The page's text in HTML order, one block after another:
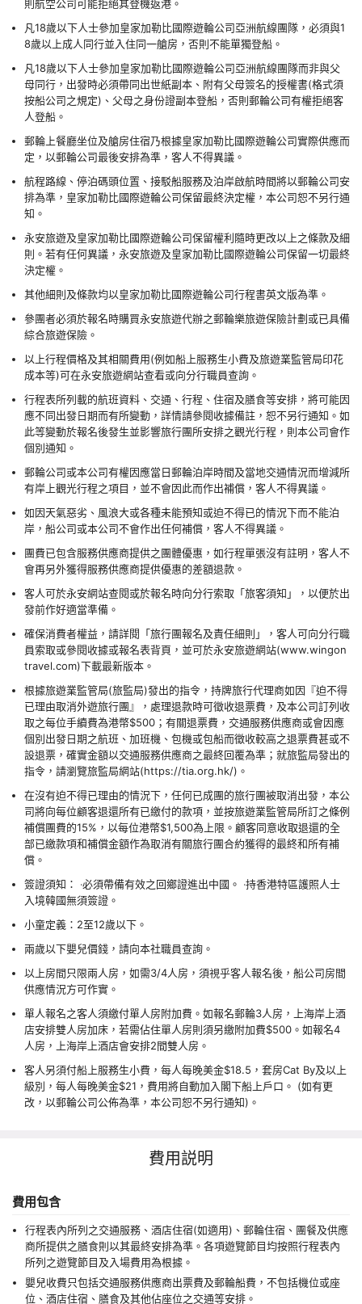
則航空公司可能拒絕其登機返港。
凡18歲以下人士參加皇家加勒比國際遊輪公司亞洲航線團隊，必須與1
8歲以上成人同行並入住同一艙房，否則不能單獨登船。
凡18歲以下人士參加皇家加勒比國際遊輪公司亞洲航線團隊而非與父
母同行，出發時必須帶同出世紙副本、附有父母簽名的授權書(格式須
按船公司之規定)、父母之身份證副本登船，否則郵輪公司有權拒絕客
人登船。
郵輪上餐廳坐位及艙房住宿乃根據皇家加勒比國際遊輪公司實際供應而
定，以郵輪公司最後安排為準，客人不得異議。
航程路線、停泊碼頭位置、接駁船服務及泊岸啟航時間將以郵輪公司安
排為準，皇家加勒比國際遊輪公司保留最終決定權，本公司恕不另行通
知。
永安旅遊及皇家加勒比國際遊輪公司保留權利隨時更改以上之條款及細
則。若有任何異議，永安旅遊及皇家加勒比國際遊輪公司保留一切最終
決定權。
其他細則及條款均以皇家加勒比國際遊輪公司行程書英文版為準。
參團者必須於報名時購買永安旅遊代辦之郵輪樂旅遊保險計劃或已具備
綜合旅遊保險。
以上行程價格及其相關費用(例如船上服務生小費及旅遊業監管局印花
成本等)可在永安旅遊網站查看或向分行職員查詢。
行程表所列載的航班資料、交通、行程、住宿及膳食等安排，將可能因
應不同出發日期而有所變動，詳情請參閱收據備註，恕不另行通知。如
此等變動於報名後發生並影響旅行團所安排之觀光行程，則本公司會作
個別通知。
郵輪公司或本公司有權因應當日郵輪泊岸時間及當地交通情況而增減所
有岸上觀光行程之項目，並不會因此而作出補償，客人不得異議。
如因天氣惡劣、風浪大或各種未能預知或迫不得已的情況下而不能泊
岸，船公司或本公司不會作出任何補償，客人不得異議。
團費已包含服務供應商提供之團體優惠，如行程單張沒有註明，客人不
會再另外獲得服務供應商提供優惠的差額退款。
客人可於永安網站查閱或於報名時向分行索取「旅客須知」，以便於出
發前作好適當準備。
確保消費者權益，請詳閱「旅行團報名及責任細則」，客人可向分行職
員索取或參閱收據或報名表背頁，並可於永安旅遊網站(www.wingon
travel.com)下載最新版本。
根據旅遊業監管局(旅監局)發出的指令，持牌旅行代理商如因『迫不得
已理由取消外遊旅行團』，處理退款時可徵收退票費，及本公司訂列收
取之每位手續費為港幣$500；有關退票費，交通服務供應商或會因應
個別出發日期之航班、加班機、包機或包船而徵收較高之退票費甚或不
設退票，確實金額以交通服務供應商之最終回覆為準；就旅監局發出的
指令，請瀏覽旅監局網站(https://tia.org.hk/)。
在沒有迫不得已理由的情況下，任何已成團的旅行團被取消出發，本公
司將向每位顧客退還所有已繳付的款項，並按旅遊業監管局所訂之條例
補償團費的15%，以每位港幣$1,500為上限。顧客同意收取退還的全
部已繳款項和補償金額作為取消有關旅行團合約獲得的最終和所有補
償。
簽證須知： ‧必須帶備有效之回鄉證進出中國。 ‧持香港特區護照人士
入境韓國無須簽證。
小童定義：2至12歲以下。
兩歲以下嬰兒價錢，請向本社職員查詢。
以上房間只限兩人房，如需3/4人房，須視乎客人報名後，船公司房間
供應情況方可作實。
單人報名之客人須繳付單人房附加費。如報名郵輪3人房，上海岸上酒
店安排雙人房加床，若需佔住單人房則須另繳附加費$500。如報名4
人房，上海岸上酒店會安排2間雙人房。
客人另須付船上服務生小費，每人每晚美金$18.5，套房Cat By及以上
級別，每人每晚美金$21，費用將自動加入閣下船上戶口。 (如有更
改，以郵輪公司公佈為準，本公司恕不另行通知)。
費用説明
費用包含
行程表內所列之交通服務、酒店住宿(如適用)、郵輪住宿、團餐及供應
商所提供之膳食則以其最終安排為準。各項遊覽節目均按照行程表內
所列之遊覽節目及入場費用為根據。
嬰兒收費只包括交通服務供應商出票費及郵輪船費，不包括機位或座
位、酒店住宿、膳食及其他佔座位之交通等安排。